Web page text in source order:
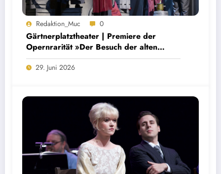
Redaktion_Muc 0
Gärtnerplatztheater | Premiere der
Opernrarität »Der Besuch der alten
Dame«
29. Juni 2026